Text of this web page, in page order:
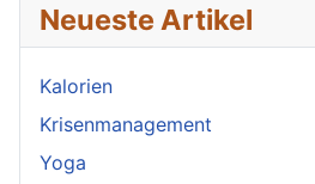
Neueste Artikel
Kalorien
Krisenmanagement
Yoga